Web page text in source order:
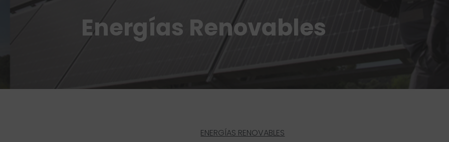
Energías Renovables
ENERGÍAS RENOVABLES